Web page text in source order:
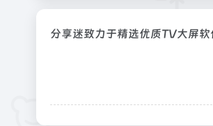
分享迷致力于精选优质TV大屏